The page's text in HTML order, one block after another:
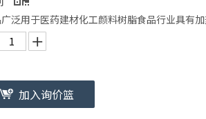
泛用于医药建材化工颜料树脂食品行业具有
加入询价篮